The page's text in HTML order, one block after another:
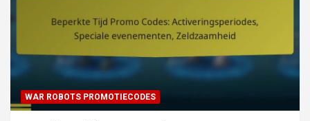
WAR ROBOTS PROMOTIECODES